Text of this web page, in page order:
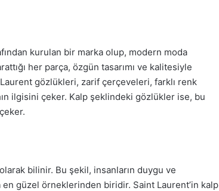
kurulan bir marka olup, modern moda
her parça, özgün tasarımı ve kalitesiyle
gözlükleri, zarif çerçeveleri, farklı renk
ilgisini çeker. Kalp şeklindeki gözlükler ise, bu
bilinir. Bu şekil, insanların duygu ve
güzel örneklerinden biridir. Saint Laurent’in kalp